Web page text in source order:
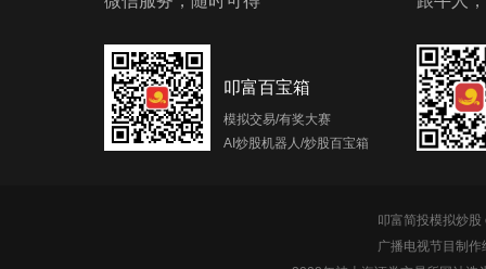
叩富百宝箱
模拟交易/有奖大赛
AI炒股机器人/炒股百宝箱
叩富简投模拟炒
广播电视节目制